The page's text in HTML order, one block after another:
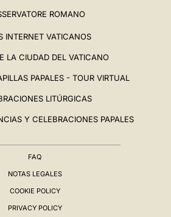
ROMANO
INTERNET VATICANOS
LA CIUDAD DEL VATICANO
PAPALES - TOUR VIRTUAL
LITÚRGICAS
Y CELEBRACIONES PAPALES
FAQ
NOTAS LEGALES
COOKIE POLICY
PRIVACY POLICY